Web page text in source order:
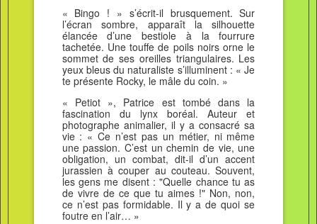
« Bingo ! » s’écrit-il brusquement. Sur
l’écran sombre, apparaît la silhouette
élancée d’une bestiole à la fourrure
tachetée. Une touffe de poils noirs orne le
sommet de ses oreilles triangulaires. Les
yeux bleus du naturaliste s’illuminent : « Je
te présente Rocky, le mâle du coin. »
« Petiot », Patrice est tombé dans la
fascination du lynx boréal. Auteur et
photographe animalier, il y a consacré sa
vie : « Ce n’est pas un métier, ni même
une passion. C’est un chemin de vie, une
obligation, un combat, dit-il d’un accent
jurassien à couper au couteau. Souvent,
les gens me disent : "Quelle chance tu as
de vivre de ce que tu aimes !" Non, non,
ce n’est pas formidable. Il y a de quoi se
foutre en l’air… »